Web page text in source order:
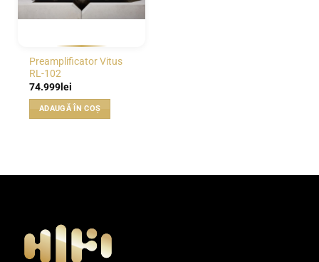
Preamplificator Vitus
RL-102
74.999lei
ADAUGĂ ÎN COȘ